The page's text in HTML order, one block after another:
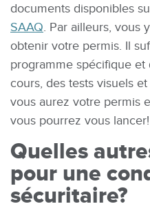
documents disponibles
SAAQ. Par ailleurs, vous
obtenir votre permis. Il
programme spécifique et
cours, des tests visuels
vous aurez votre permis
vous pourrez vous lancer!
Quelles
pour une
sécuritaire?